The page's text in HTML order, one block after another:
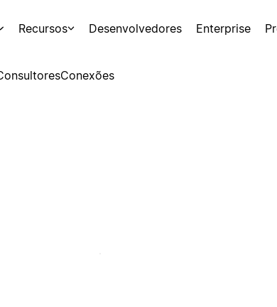
Recursos Desenvolvedores Enterprise
Conexões